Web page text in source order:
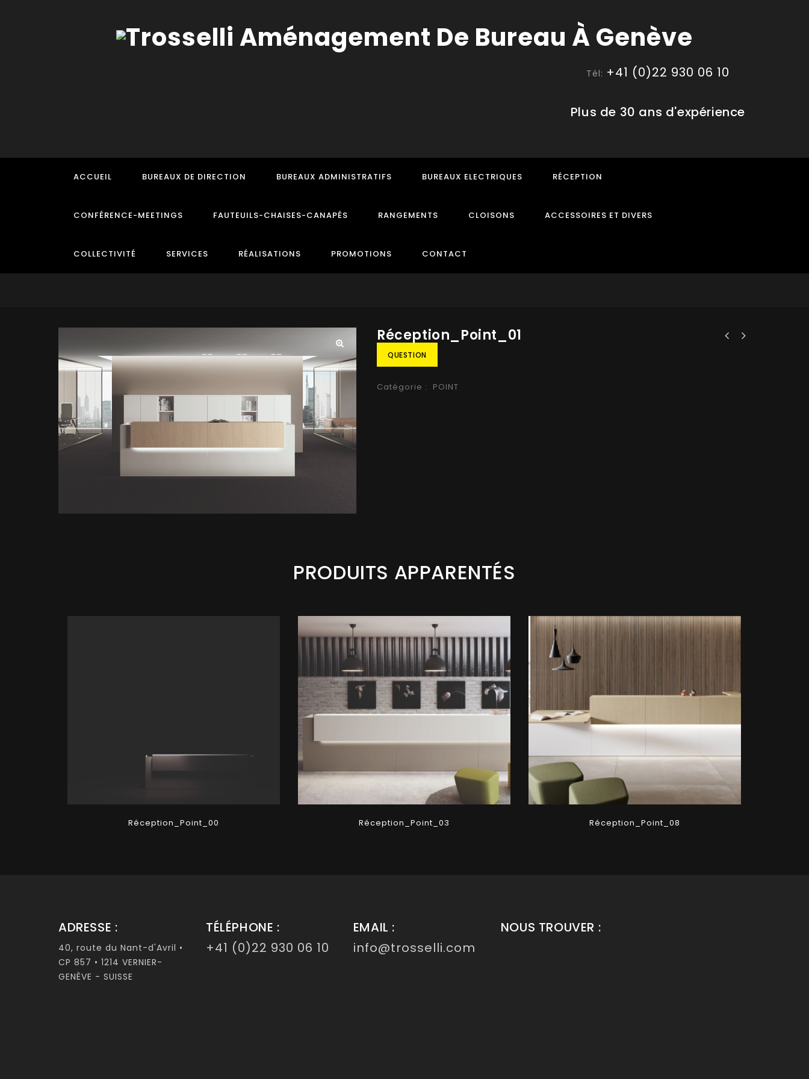
Tél: +41 (0)22 930 06 10
Plus de 30 ans d'expérience
ACCUEIL BUREAUX DE DIRECTION BUREAUX ADMINISTRATIFS BUREAUX ELECTRIQUES RÉCEPTION
CONFÉRENCE-MEETINGS FAUTEUILS-CHAISES-CANAPÉS RANGEMENTS CLOISONS ACCESSOIRES ET DIVERS
COLLECTIVITÉ SERVICES RÉALISATIONS PROMOTIONS CONTACT
🔍
Réception_Point_01
QUESTION
Catégorie : POINT
PRODUITS APPARENTÉS
Réception_Point_00 Réception_Point_03 Réception_Point_08
ADRESSE :
40, route du Nant-d'Avril •
CP 857 • 1214 VERNIER-
GENÈVE - SUISSE
TÉLÉPHONE :
+41 (0)22 930 06 10
EMAIL :
info@trosselli.com
NOUS TROUVER :